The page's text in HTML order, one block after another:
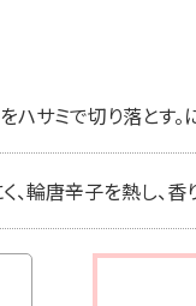
サミで切り落とす。
、輪唐辛子を熱し、